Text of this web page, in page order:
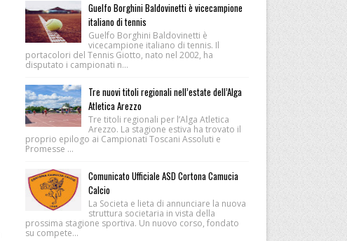
Guelfo Borghini Baldovinetti è vicecampione
italiano di tennis
Guelfo Borghini Baldovinetti è
vicecampione italiano di tennis. Il
portacolori del Tennis Giotto, nato nel 2002, ha
disputato i campionati n...
Tre nuovi titoli regionali nell’estate dell’Alga
Atletica Arezzo
Tre titoli regionali per l’Alga Atletica
Arezzo. La stagione estiva ha trovato il
proprio epilogo ai Campionati Toscani Assoluti e
Promesse ...
Comunicato Ufficiale ASD Cortona Camucia
Calcio
La Societa e lieta di annunciare la nuova
struttura societaria in vista della
prossima stagione sportiva. Un nuovo corso, fondato
su compete...